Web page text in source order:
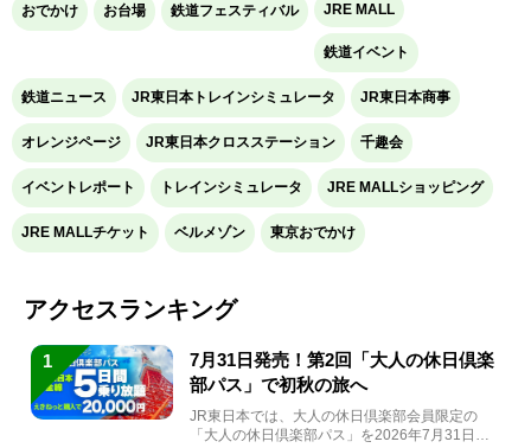
おでかけ お台場 鉄道フェスティバル JRE MALL
鉄道イベント
鉄道ニュース JR東日本トレインシミュレータ JR東日本商事
オレンジページ JR東日本クロスステーション 千趣会
イベントレポート トレインシミュレータ JRE MALLショッピング
JRE MALLチケット ベルメゾン 東京おでかけ
アクセスランキング
1
7月31日発売！第2回「大人の休日倶楽
部パス」で初秋の旅へ
JR東日本では、大人の休日倶楽部会員限定の
「大人の休日倶楽部パス」を2026年7月31日